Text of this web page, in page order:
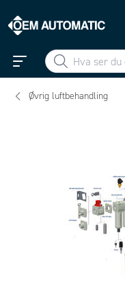
Øvrig luftbehandling